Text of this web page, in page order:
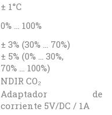
± 1°C
0% ... 100%
± 3% (30% ... 70%)
± 5% (0% ... 30%,
70% ... 100%)
NDIR CO₂
Adaptador de
corriente 5V/DC / 1A